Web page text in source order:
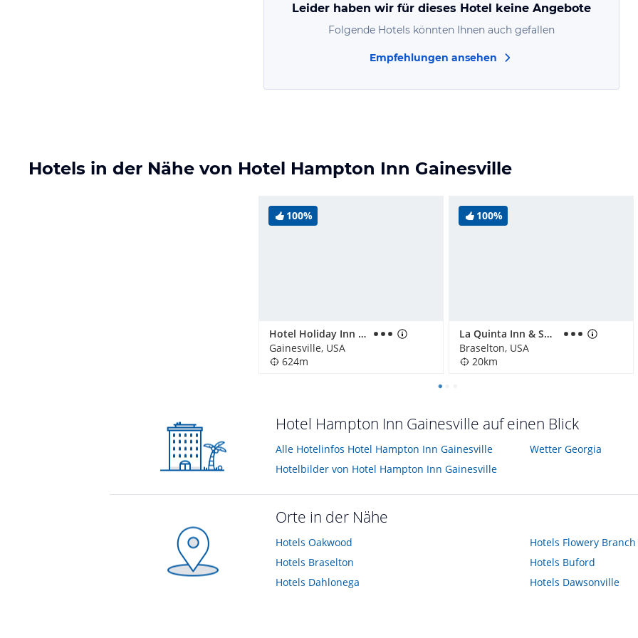
Leider haben wir für dieses Hotel keine Angebote
Folgende Hotels könnten Ihnen auch gefallen
Empfehlungen ansehen
Hotels in der Nähe von Hotel Hampton Inn Gainesville
100%
Hotel Holiday Inn Gainesville-Lanier Centre
Gainesville, USA
624m
100%
La Quinta Inn & Suites by Wyndham Braselton
Braselton, USA
20km
Hotel Hampton Inn Gainesville auf einen Blick
Alle Hotelinfos Hotel Hampton Inn Gainesville
Hotelbilder von Hotel Hampton Inn Gainesville
Wetter Georgia
Orte in der Nähe
Hotels Oakwood
Hotels Braselton
Hotels Dahlonega
Hotels Flowery Branch
Hotels Buford
Hotels Dawsonville